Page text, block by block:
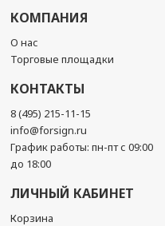
КОМПАНИЯ
О нас
Торговые площадки
КОНТАКТЫ
8 (495) 215-11-15
info@forsign.ru
График работы: пн-пт с 09:00
до 18:00
ЛИЧНЫЙ КАБИНЕТ
Корзина